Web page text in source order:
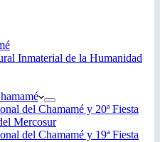
Inmaterial de la Humanidad
del Chamamé y 20ª Fiesta
Mercosur
del Chamamé y 19ª Fiesta